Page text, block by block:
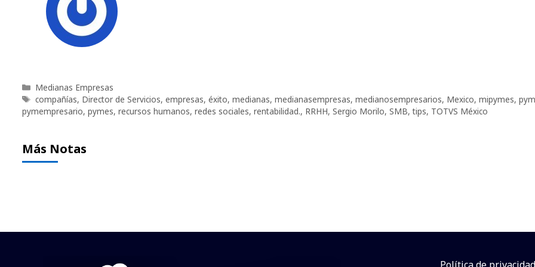
Categorías
Medianas Empresas
Etiquetas
compañías, Director de Servicios, empresas, éxito, medianas, medianasempresas, medianosempresarios, Mexico, mipymes,
pymempresario, pymes, recursos humanos, redes sociales, rentabilidad., RRHH, Sergio Morilo, SMB,tips, TOTVS México
Más Notas